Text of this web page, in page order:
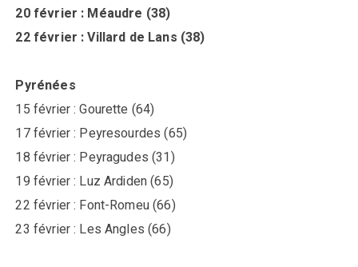
20 février : Méaudre (38)
22 février : Villard de Lans (38)
Pyrénées
15 février : Gourette (64)
17 février : Peyresourdes (65)
18 février : Peyragudes (31)
19 février : Luz Ardiden (65)
22 février : Font-Romeu (66)
23 février : Les Angles (66)